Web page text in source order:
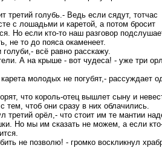
третий голубь.- Ведь если сядут, тотчас
с лошадьми и каретой, а потом бросит
Но если кто-то наш разговор
не то до пояса окаменеет.
всё равно расскажу.
А на крыше - вот чудеса! - уже три
молодых не погубят,- рассуждает
что король-отец вышлет сыну и
тем, чтоб они сразу в них облачились.
третий орёл,- что стоит им те мантии
Но мы им сказать не можем, а если
не позволю! - громко воскликнул